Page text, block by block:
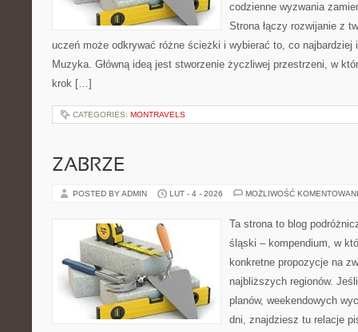
codzienne wyzwania
Strona łączy rozwijanie z
uczeń może odkrywać różne ścieżki i wybierać to, co najbardziej
Muzyka. Główną ideą jest stworzenie życzliwej przestrzeni, w
krok […]
CATEGORIES: MONTRAVELS
ZABRZE
POSTED BY ADMIN LUT - 4 - 2026 MOŻLIWOŚĆ
Ta strona to blog
śląski – kompendium, w
konkretne propozycje na
najbliższych regionów.
planów, weekendowych
dni, znajdziesz tu relacje